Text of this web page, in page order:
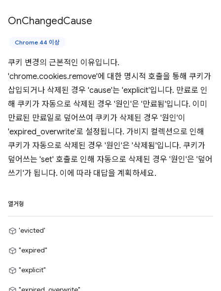
OnChangedCause
Chrome 44 이상
쿠키 변경의 근본적인 이유입니다.
'chrome.cookies.remove'에 대한 명시적 호출을 통해 쿠키가
삽입되거나 삭제된 경우 'cause'는 'explicit'입니다. 만료로 인
해 쿠키가 자동으로 삭제된 경우 '원인'은 '만료됨'입니다. 이미
만료된 만료일로 덮어쓰여 쿠키가 삭제된 경우 '원인'이
'expired_overwrite'로 설정됩니다. 가비지 컬렉션으로 인해
쿠키가 자동으로 삭제된 경우 '원인'은 '삭제됨'입니다. 쿠키가
덮어쓰는 'set' 호출로 인해 자동으로 삭제된 경우 '원인'은 '덮어
쓰기'가 됩니다. 이에 따라 대답을 계획하세요.
열거형
'evicted'
"expired"
"explicit"